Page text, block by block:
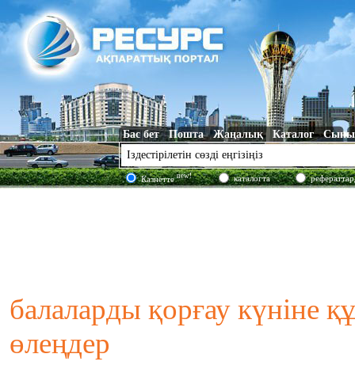
Бас бет Пошта Жаңалық Каталог
Казнеттеnew! каталогта
балаларды қорғау күніне
өлеңдер